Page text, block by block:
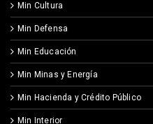
Min Cultura
Min Defensa
Min Educación
Min Minas y Energía
Min Hacienda y Crédito Público
Min Interior